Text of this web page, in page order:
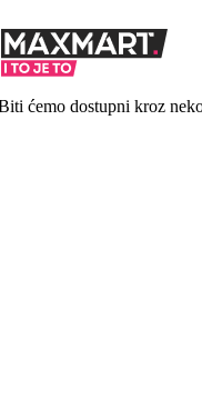
ćemo dostupni kroz